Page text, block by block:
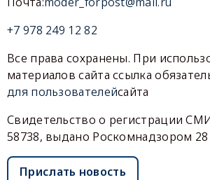
+7 978 249 12 82
Все права сохранены. При
материалов сайта ссылка
для пользователейсайта
Свидетельство о регистрации
58738, выдано Роскомнадзором 28
Прислать новость